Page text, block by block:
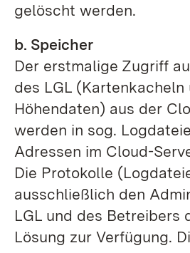
gelöscht werden.
b. Speicher
Der erstmalige Zugriff
des LGL (Kartenkacheln
Höhendaten) aus der
werden in sog.
Adressen im Cloud-
Die Protokolle
ausschließlich den
LGL und des Betreibers
Lösung zur Verfügung.